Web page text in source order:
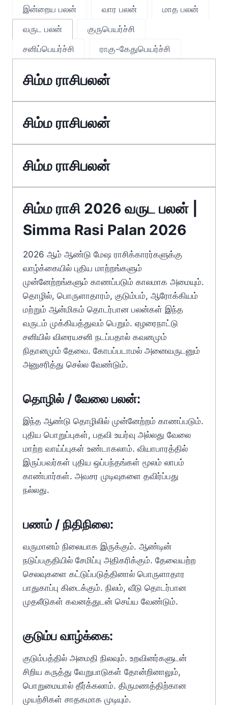
இன்றைய பலன் வார பலன்
மாத பலன்
வருட பலன்
குருபெயர்ச்சி
சனிப்பெயர்ச்சி
ராகு-கேதுபெயர்ச்சி
சிம்ம ராசிபலன்
சிம்ம ராசிபலன்
சிம்ம ராசிபலன்
சிம்ம ராசி 2026 வருட பலன் |
Simma Rasi Palan 2026
2026 ஆம் ஆண்டு மேஷ ராசிக்காரர்களுக்கு
வாழ்க்கையில் புதிய மாற்றங்களும்
முன்னேற்றங்களும் காணப்படும் காலமாக அமையும்.
தொழில், பொருளாதாரம், குடும்பம், ஆரோக்கியம்
மற்றும் ஆன்மிகம் தொடர்பான பலன்கள் இந்த
வருடம் முக்கியத்துவம் பெறும். ஏழரைநாட்டு
சனியில் விரையசனி நடப்பதால் கவனமும்
நிதானமும் தேவை. கோபப்படாமல் அனைவருடனும்
அனுசரித்து செல்ல வேண்டும்.
தொழில் / வேலை பலன்:
இந்த ஆண்டு தொழிலில் முன்னேற்றம் காணப்படும்.
புதிய பொறுப்புகள், பதவி உயர்வு அல்லது வேலை
மாற்ற வாய்ப்புகள் உண்டாகலாம். வியாபாரத்தில்
இருப்பவர்கள் புதிய ஒப்பந்தங்கள் மூலம் லாபம்
காண்பார்கள். அவசர முடிவுகளை தவிர்ப்பது
நல்லது.
பணம் / நிதிநிலை:
வருமானம் நிலையாக இருக்கும். ஆண்டின்
நடுப்பகுதியில் சேமிப்பு அதிகரிக்கும். தேவையற்ற
செலவுகளை கட்டுப்படுத்தினால் பொருளாதார
பாதுகாப்பு கிடைக்கும். நிலம், வீடு தொடர்பான
முதலீடுகள் கவனத்துடன் செய்ய வேண்டும்.
குடும்ப வாழ்க்கை:
குடும்பத்தில் அமைதி நிலவும். உறவினர்களுடன்
சிறிய கருத்து வேறுபாடுகள் தோன்றினாலும்,
பொறுமையால் தீர்க்கலாம். திருமணத்திற்கான
முயற்சிகள் சாதகமாக முடியும்.